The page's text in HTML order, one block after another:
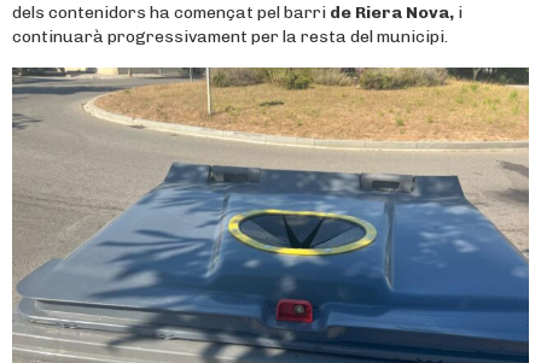
dels contenidors ha començat pel barri de Riera Nova, i
continuarà progressivament per la resta del municipi.